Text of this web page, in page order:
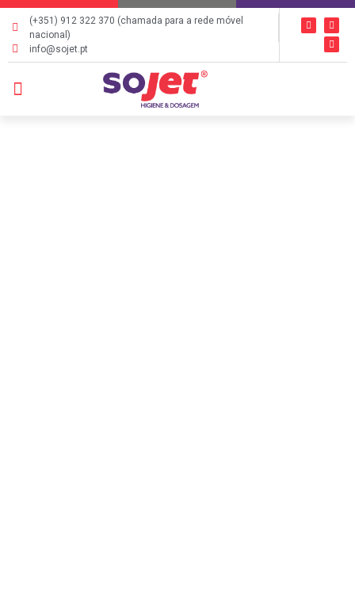
(+351) 912 322 370 (chamada para a rede móvel
nacional)
info@sojet.pt